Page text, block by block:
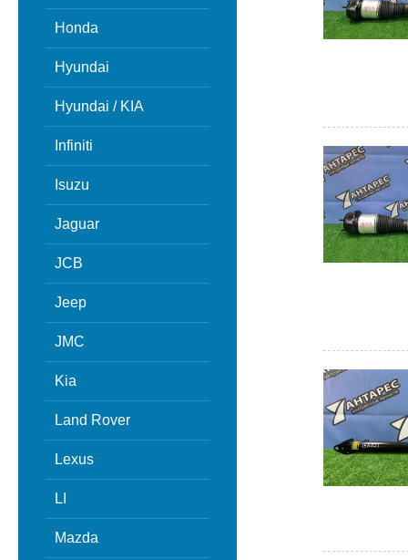
Honda
Hyundai
Hyundai / KIA
Infiniti
Isuzu
Jaguar
JCB
Jeep
JMC
Kia
Land Rover
Lexus
LI
Mazda